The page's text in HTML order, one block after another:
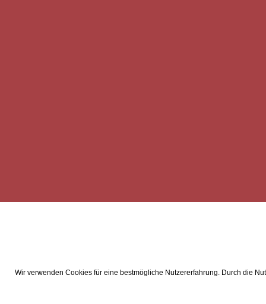
Wir verwenden Cookies für eine bestmögliche Nutzererfahrung. Durch die